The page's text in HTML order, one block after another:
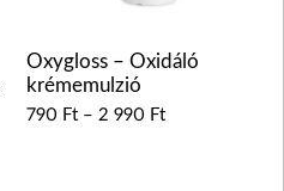
Oxygloss – Oxidáló
krémemulzió
790 Ft– 2 990 Ft